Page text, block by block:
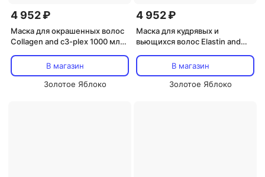
4 952 ₽
Маска для окрашенных волос
Collagen and c3-plex 1000 мл
В магазин
Золотое Яблоко
4 952 ₽
Маска для кудрявых и
вьющихся волос Elastin and
COSMETICSВ магазин
Золотое Яблоко